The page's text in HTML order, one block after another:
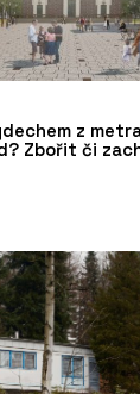
z
Zbořit či